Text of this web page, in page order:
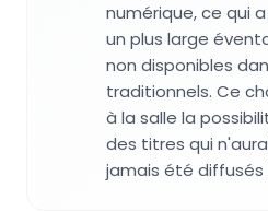
numérique, ce qui
un plus large
non disponibles
traditionnels. Ce
à la salle la
des titres qui
jamais été